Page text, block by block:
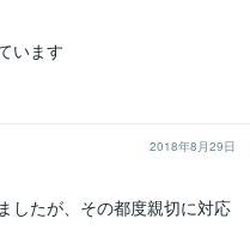
います
2018年8月29日
したが、その都度親切に対応